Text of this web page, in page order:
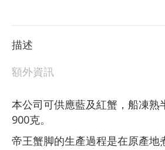
描述
額外資訊
本公司可供應藍及紅蟹，船凍熟
900克。
帝王蟹脚的生產過程是在原產地